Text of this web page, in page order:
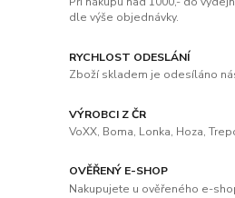
dle výše objednávky.
RYCHLOST ODESLÁNÍ
Zboží skladem je odesíláno
VÝROBCI Z ČR
VoXX, Boma, Lonka, Hoza,
OVĚŘENÝ E-SHOP
Nakupujete u ověřeného e-